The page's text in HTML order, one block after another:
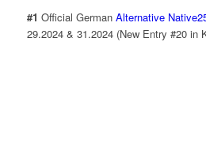
#1 Official German Alternative
29.2024 & 31.2024 (New Entry #20 in